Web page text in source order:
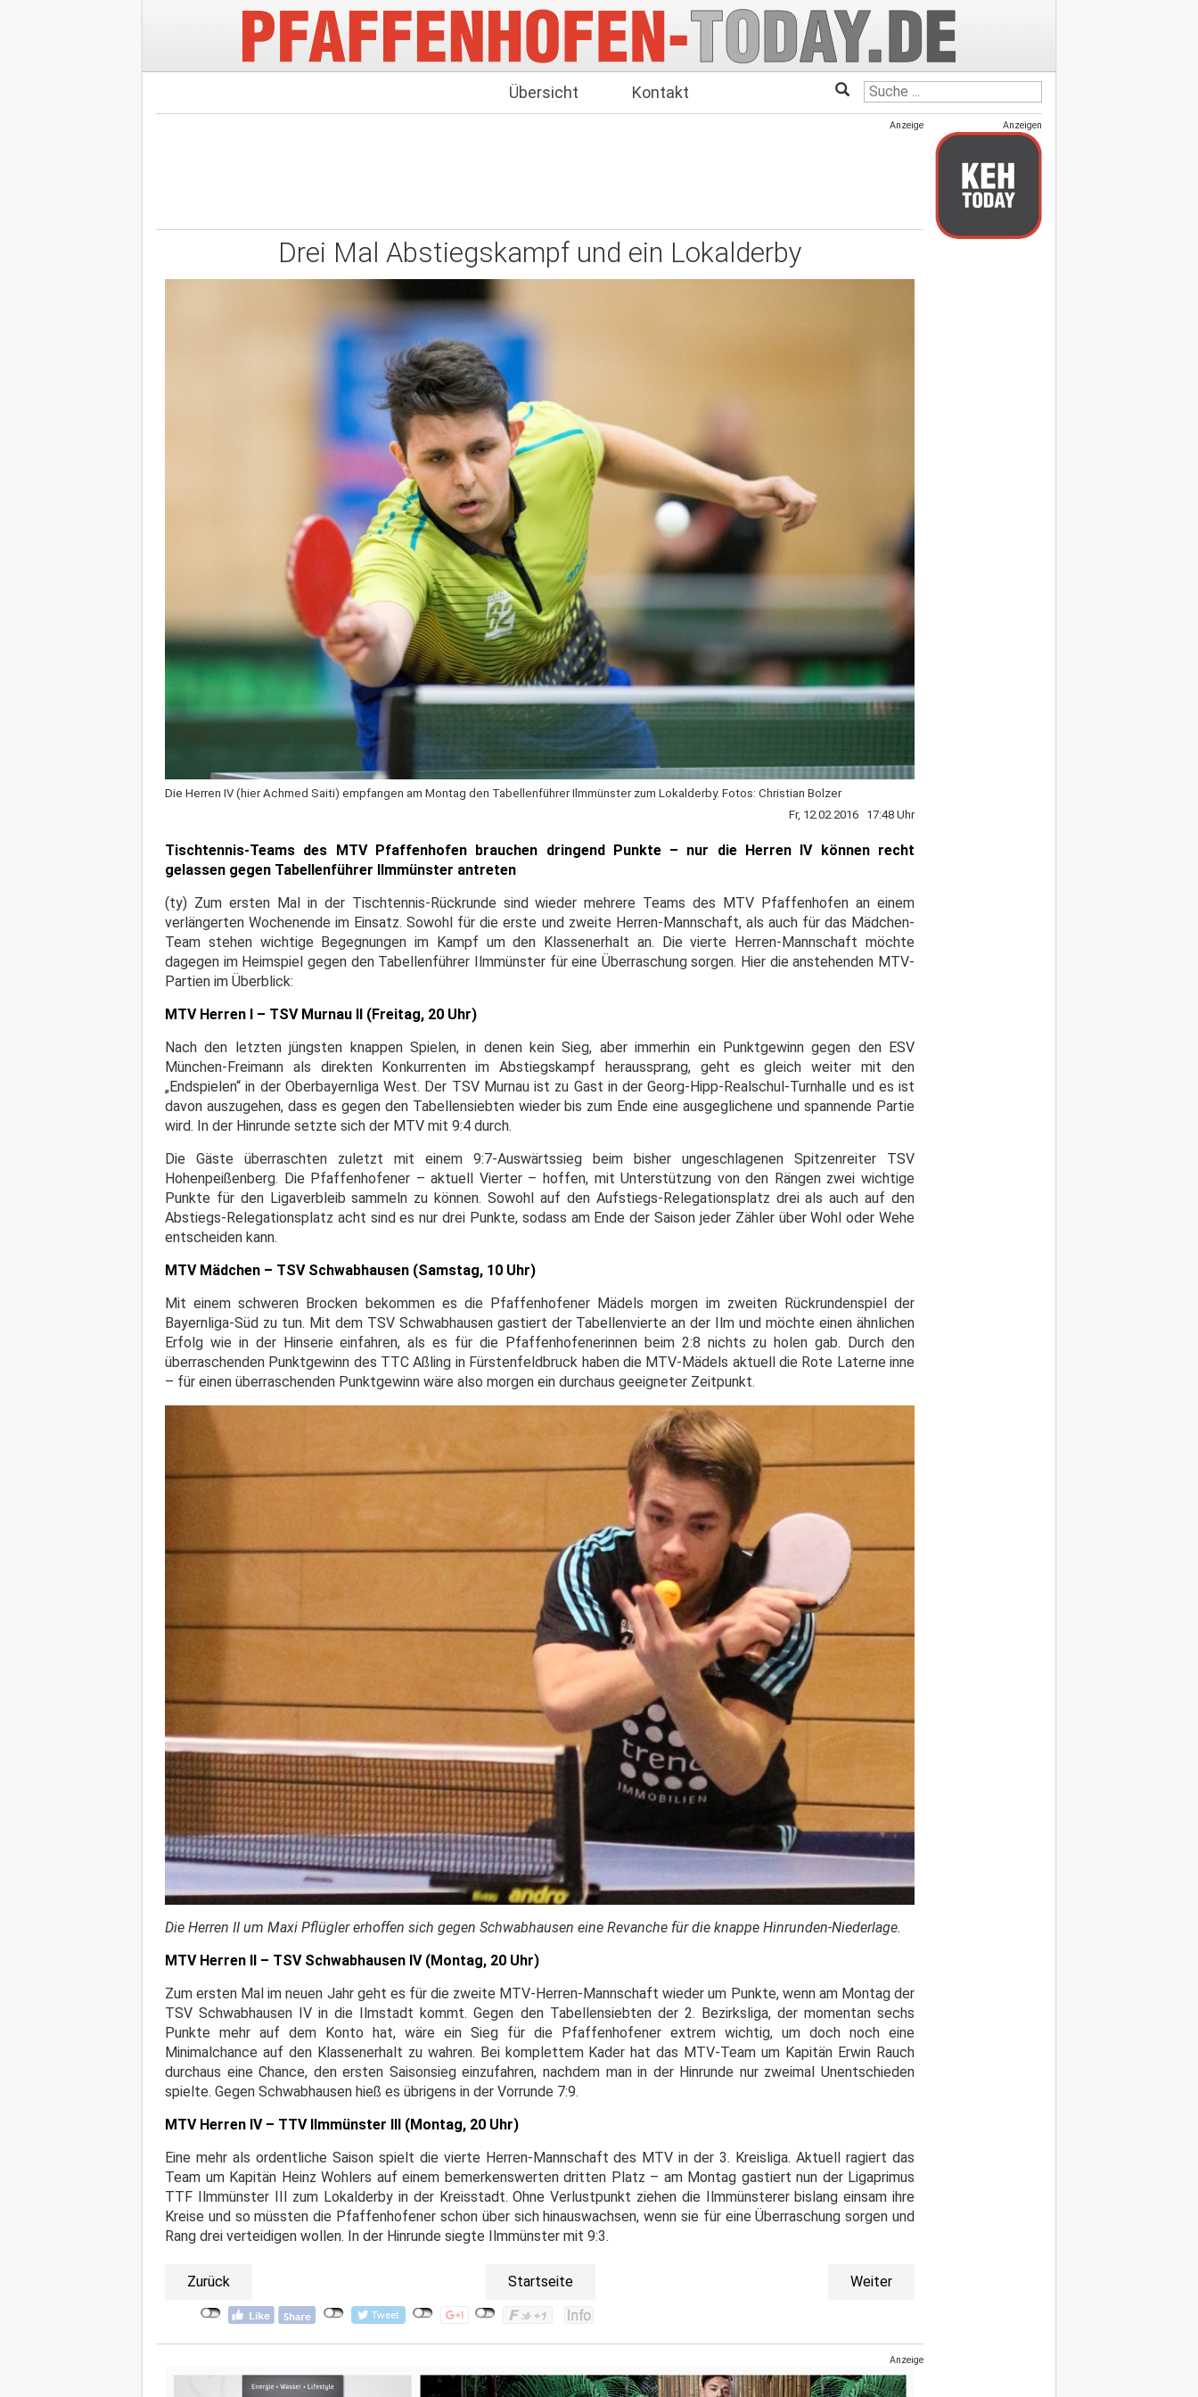
Übersicht Kontakt
Anzeige
Drei Mal Abstiegskampf und ein Lokalderby
Die Herren IV (hier Achmed Saiti) empfangen am Montag den Tabellenführer Ilmmünster zum Lokalderby. Fotos: Christian Bolzer
Fr, 12.02.2016 17:48 Uhr
Tischtennis-Teams des MTV Pfaffenhofen brauchen dringend Punkte – nur die Herren IV können recht
gelassen gegen Tabellenführer Ilmmünster antreten
(ty) Zum ersten Mal in der Tischtennis-Rückrunde sind wieder mehrere Teams des MTV Pfaffenhofen an einem
verlängerten Wochenende im Einsatz. Sowohl für die erste und zweite Herren-Mannschaft, als auch für das Mädchen-
Team stehen wichtige Begegnungen im Kampf um den Klassenerhalt an. Die vierte Herren-Mannschaft möchte
dagegen im Heimspiel gegen den Tabellenführer Ilmmünster für eine Überraschung sorgen. Hier die anstehenden MTV-
Partien im Überblick:
MTV Herren I – TSV Murnau II (Freitag, 20 Uhr)
Nach den letzten jüngsten knappen Spielen, in denen kein Sieg, aber immerhin ein Punktgewinn gegen den ESV
München-Freimann als direkten Konkurrenten im Abstiegskampf heraussprang, geht es gleich weiter mit den
„Endspielen“ in der Oberbayernliga West. Der TSV Murnau ist zu Gast in der Georg-Hipp-Realschul-Turnhalle und es ist
davon auszugehen, dass es gegen den Tabellensiebten wieder bis zum Ende eine ausgeglichene und spannende Partie
wird. In der Hinrunde setzte sich der MTV mit 9:4 durch.
Die Gäste überraschten zuletzt mit einem 9:7-Auswärtssieg beim bisher ungeschlagenen Spitzenreiter TSV
Hohenpeißenberg. Die Pfaffenhofener – aktuell Vierter – hoffen, mit Unterstützung von den Rängen zwei wichtige
Punkte für den Ligaverbleib sammeln zu können. Sowohl auf den Aufstiegs-Relegationsplatz drei als auch auf den
Abstiegs-Relegationsplatz acht sind es nur drei Punkte, sodass am Ende der Saison jeder Zähler über Wohl oder Wehe
entscheiden kann.
MTV Mädchen – TSV Schwabhausen (Samstag, 10 Uhr)
Mit einem schweren Brocken bekommen es die Pfaffenhofener Mädels morgen im zweiten Rückrundenspiel der
Bayernliga-Süd zu tun. Mit dem TSV Schwabhausen gastiert der Tabellenvierte an der Ilm und möchte einen ähnlichen
Erfolg wie in der Hinserie einfahren, als es für die Pfaffenhofenerinnen beim 2:8 nichts zu holen gab. Durch den
überraschenden Punktgewinn des TTC Aßling in Fürstenfeldbruck haben die MTV-Mädels aktuell die Rote Laterne inne
– für einen überraschenden Punktgewinn wäre also morgen ein durchaus geeigneter Zeitpunkt.
Die Herren II um Maxi Pflügler erhoffen sich gegen Schwabhausen eine Revanche für die knappe Hinrunden-Niederlage.
MTV Herren II – TSV Schwabhausen IV (Montag, 20 Uhr)
Zum ersten Mal im neuen Jahr geht es für die zweite MTV-Herren-Mannschaft wieder um Punkte, wenn am Montag der
TSV Schwabhausen IV in die Ilmstadt kommt. Gegen den Tabellensiebten der 2. Bezirksliga, der momentan sechs
Punkte mehr auf dem Konto hat, wäre ein Sieg für die Pfaffenhofener extrem wichtig, um doch noch eine
Minimalchance auf den Klassenerhalt zu wahren. Bei komplettem Kader hat das MTV-Team um Kapitän Erwin Rauch
durchaus eine Chance, den ersten Saisonsieg einzufahren, nachdem man in der Hinrunde nur zweimal Unentschieden
spielte. Gegen Schwabhausen hieß es übrigens in der Vorrunde 7:9.
MTV Herren IV – TTV Ilmmünster III (Montag, 20 Uhr)
Eine mehr als ordentliche Saison spielt die vierte Herren-Mannschaft des MTV in der 3. Kreisliga. Aktuell ragiert das
Team um Kapitän Heinz Wohlers auf einem bemerkenswerten dritten Platz – am Montag gastiert nun der Ligaprimus
TTF Ilmmünster III zum Lokalderby in der Kreisstadt. Ohne Verlustpunkt ziehen die Ilmmünsterer bislang einsam ihre
Kreise und so müssten die Pfaffenhofener schon über sich hinauswachsen, wenn sie für eine Überraschung sorgen und
Rang drei verteidigen wollen. In der Hinrunde siegte Ilmmünster mit 9:3.
Zurück Startseite Weiter
Anzeige
Anzeigen